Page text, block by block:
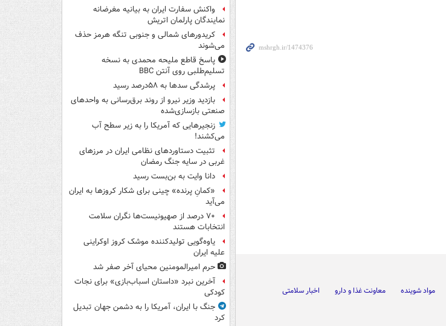
مواد شوینده معاونت غذا و دارو
اخبار سلامتی
واکنش سفارت ایران به بیانیه مغرضانه
نمایندگان پارلمان اتریش
کریدورهای شمالی و جنوبی تنگه هرمز حذف
می‌شوند
پاسخ قاطع ملیحه محمدی به نسخه
تسلیم‌طلبی روی آنتن BBC
پرشدگی سدها به ۵۸درصد رسید
بازدید وزیر نیرو از روند برق‌رسانی به واحدهای
صنعتی بازسازی‌شده
زنجیرهایی که آمریکا را به زیر سطح آب
می‌کشند!
تثبیت دستاوردهای نظامی ایران در مرزهای
غربی در سایه جنگ رمضان
دانا وایت به بن‌بست رسید
«کمانِ پرنده» چینی برای شکار کروزها به ایران
می‌آید
۷۰ درصد از صهیونیست‌ها نگران سلامت
انتخابات هستند
یاوه‌گویی تولیدکننده موشک کروز اوکراینی
علیه ایران
حرم امیرالمومنین محیای آخر صفر شد
آخرین نبرد «داستان اسباب‌بازی» برای نجات
کودکی
جنگ با ایران، آمریکا را به دشمن جهان تبدیل
کرد